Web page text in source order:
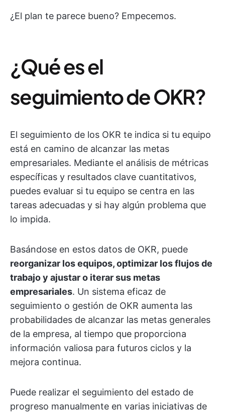
¿El plan te parece bueno? Empecemos.
¿Qué es el
seguimiento de OKR?
El seguimiento de los OKR te indica si tu equipo
está en camino de alcanzar las metas
empresariales. Mediante el análisis de métricas
específicas y resultados clave cuantitativos,
puedes evaluar si tu equipo se centra en las
tareas adecuadas y si hay algún problema que
lo impida.
Basándose en estos datos de OKR, puede
reorganizar los equipos, optimizar los flujos de
trabajo y ajustar o iterar sus metas
empresariales. Un sistema eficaz de
seguimiento o gestión de OKR aumenta las
probabilidades de alcanzar las metas generales
de la empresa, al tiempo que proporciona
información valiosa para futuros ciclos y la
mejora continua.
Puede realizar el seguimiento del estado de
progreso manualmente en varias iniciativas de